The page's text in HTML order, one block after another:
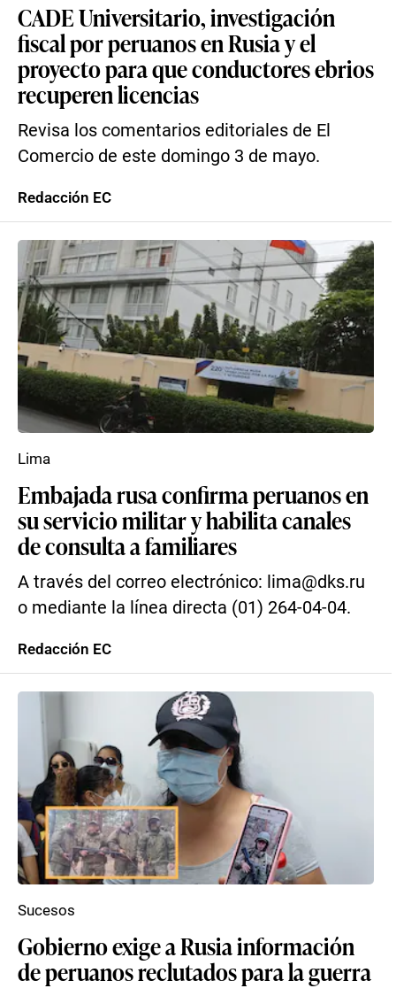
CADE Universitario, investigación
fiscal por peruanos en Rusia y el
proyecto para que conductores ebrios
recuperen licencias
Revisa los comentarios editoriales de El
Comercio de este domingo 3 de mayo.
Redacción EC
Embajada rusa confirma peruanos en
su servicio militar y habilita canales
de consulta a familiares
A través del correo electrónico: lima@dks.ru
o mediante la línea directa (01) 264-04-04.
Lima
Redacción EC
Gobierno exige a Rusia información
de peruanos reclutados para la guerra
Sucesos